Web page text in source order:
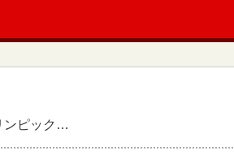
ンピック…